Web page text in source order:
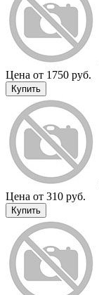
Цена от 1750 руб.
Купить
Цена от 310 руб.
Купить